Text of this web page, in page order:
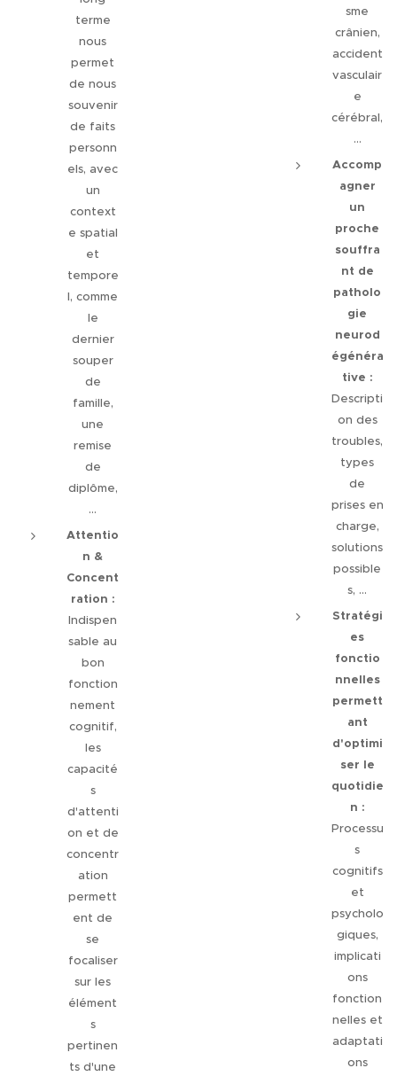
terme
nous
permet
de nous
souvenir
de faits
personn
els, avec
un
context
e spatial
et
tempore
l, comme
le
dernier
souper
de
famille,
une
remise
de
diplôme,
...
Attentio
n &
Concent
ration :
Indispen
sable au
bon
fonction
nement
cognitif,
les
capacité
s
d'attenti
on et de
concentr
ation
permett
ent de
se
focaliser
sur les
élément
s
pertinen
ts d'une
sme
crânien,
accident
vasculair
e
cérébral,
...
Accomp
agner
un
proche
souffra
nt de
patholo
gie
neurod
égénéra
tive :
Descripti
on des
troubles,
types
de
prises en
charge,
solutions
possible
s, ...
Stratégi
es
fonctio
nnelles
permett
ant
d'optimi
ser le
quotidie
n :
Processu
s
cognitifs
et
psycholo
giques,
implicati
ons
fonction
nelles et
adaptati
ons